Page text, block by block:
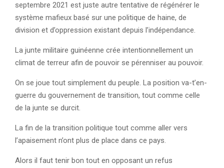
septembre 2021 est juste autre tentative de régénérer le
système mafieux basé sur une politique de haine, de
division et d’oppression existant depuis l’indépendance.
La junte militaire guinéenne crée intentionnellement un
climat de terreur afin de pouvoir se pérenniser au pouvoir.
On se joue tout simplement du peuple. La position va-t’en-
guerre du gouvernement de transition, tout comme celle
de la junte se durcit.
La fin de la transition politique tout comme aller vers
l’apaisement n’ont plus de place dans ce pays.
Alors il faut tenir bon tout en opposant un refus